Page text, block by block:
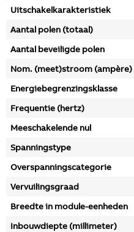
Uitschakelkarakteristiek
Aantal polen (totaal)
Aantal beveiligde polen
Nom. (meet)stroom (ampère)
Energiebegrenzingsklasse
Frequentie (hertz)
Meeschakelende nul
Spanningstype
Overspanningscategorie
Vervuilingsgraad
Breedte in module-eenheden
Inbouwdiepte (millimeter)